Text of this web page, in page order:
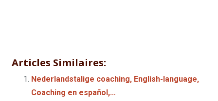
Articles Similaires:
Nederlandstalige coaching, English-language,
Coaching en español,…